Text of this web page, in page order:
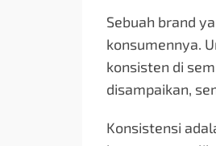
Sebuah brand
konsumennya.
konsisten di
disampaikan,
Konsistensi